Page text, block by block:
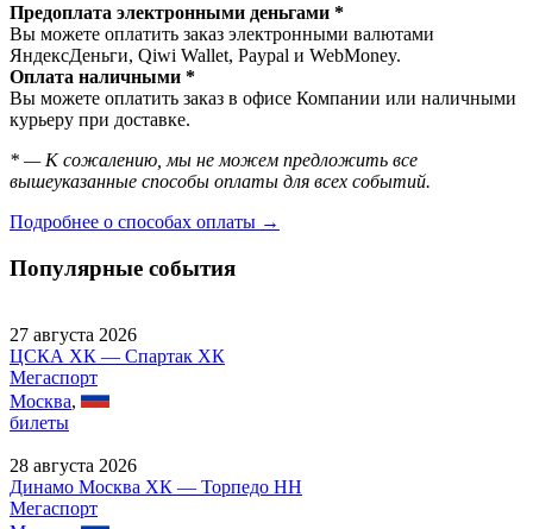
Предоплата электронными деньгами *
Вы можете оплатить заказ электронными валютами
ЯндексДеньги, Qiwi Wallet, Paypal и WebMoney.
Оплата наличными *
Вы можете оплатить заказ в офисе Компании или наличными
курьеру при доставке.
* — К сожалению, мы не можем предложить все
вышеуказанные способы оплаты для всех событий.
Подробнее о способах оплаты →
Популярные события
27 августа 2026
ЦСКА ХК — Спартак ХК
Мегаспорт
Москва,
билеты
28 августа 2026
Динамо Москва ХК — Торпедо НН
Мегаспорт